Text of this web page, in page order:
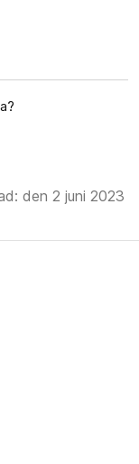
den 2 juni 2023